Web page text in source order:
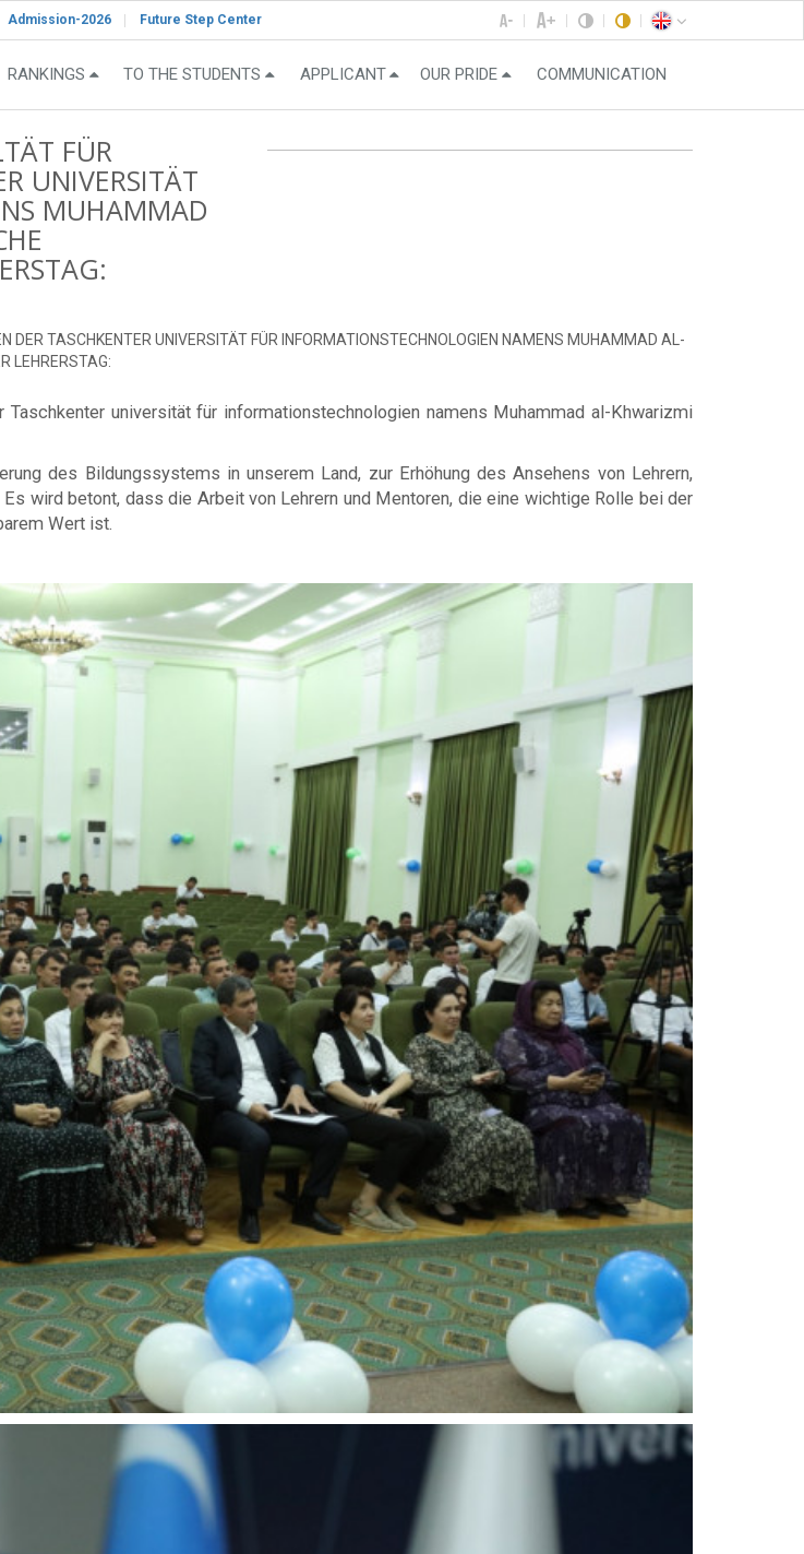
Admission-2026 Future Step Center
RANKINGS TO THE STUDENTS APPLICANT OUR PRIDE COMMUNICATION
FÜR
UNIVERSITÄT
MUHAMMAD
DER TASCHKENTER UNIVERSITÄT FÜR INFORMATIONSTECHNOLOGIEN NAMENS MUHAMMAD AL-
LEHRERSTAG:
universität für informationstechnologien namens Muhammad al-Khwarizmi
des Bildungssystems in unserem Land, zur Erhöhung des Ansehens von Lehrern,
wird betont, dass die Arbeit von Lehrern und Mentoren, die eine wichtige Rolle bei der
Wert ist.